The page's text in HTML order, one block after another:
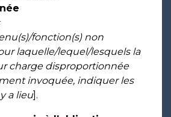
fonction(s) non
laquelle/lequel/lesquels la
charge disproportionnée
invoquée, indiquer les
a lieu].